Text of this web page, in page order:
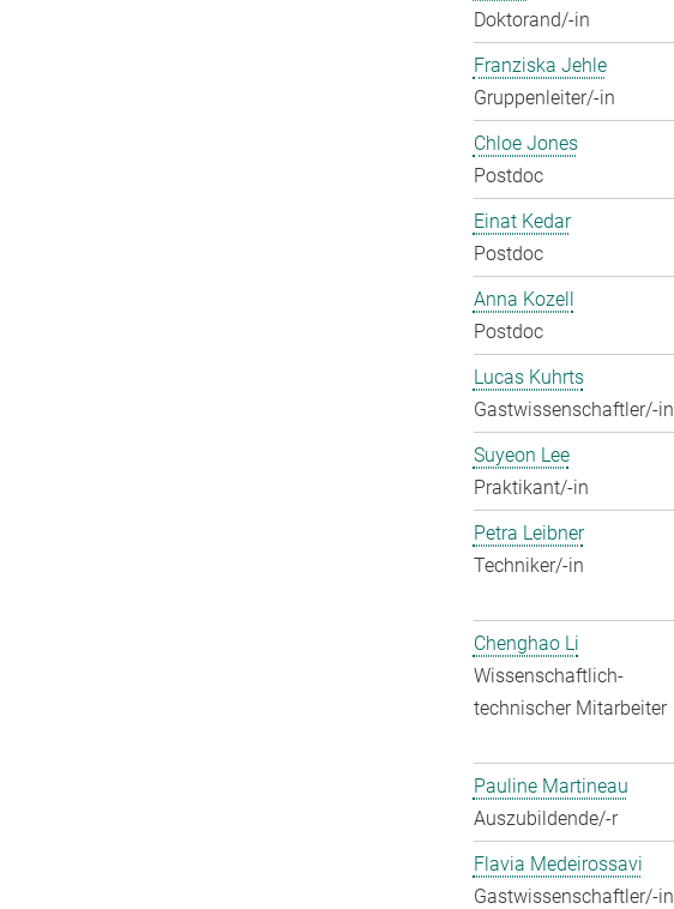
Doktorand/-in
Franziska Jehle
Gruppenleiter/-in
Chloe Jones
Postdoc
Einat Kedar
Postdoc
Anna Kozell
Postdoc
Lucas Kuhrts
Gastwissenschaftler/-in
Suyeon Lee
Praktikant/-in
Petra Leibner
Techniker/-in
Chenghao Li
Wissenschaftlich-
technischer Mitarbeiter
Pauline Martineau
Auszubildende/-r
Flavia Medeirossavi
Gastwissenschaftler/-in